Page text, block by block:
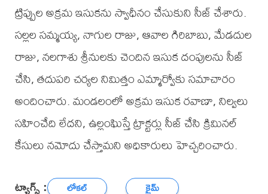
ట్రిప్పుల అక్రమ ఇసుకను స్వాధీనం చేసుకుని సీజ్ చేశారు.
సల్లల సమ్మయ్య, నాగుల రాజు, ఆవాల గిరిబాబు, మేడదుల
రాజు, నలగాశు శ్రీనులకు చెందిన ఇసుక దంపులను సీజ్
చేసి, తదుపరి చర్యల నిమిత్తం ఎమ్మార్వోకు సమాచారం
అందించారు. మండలంలో అక్రమ ఇసుక రవాణా, నిల్వలు
సహించేది లేదని, ఉల్లంఘిస్తే ట్రాక్టర్లు సీజ్ చేసి క్రిమినల్
కేసులు నమోదు చేస్తామని అధికారులు హెచ్చరించారు.
ట్యాగ్స్ : లోకల్ క్రైమ్